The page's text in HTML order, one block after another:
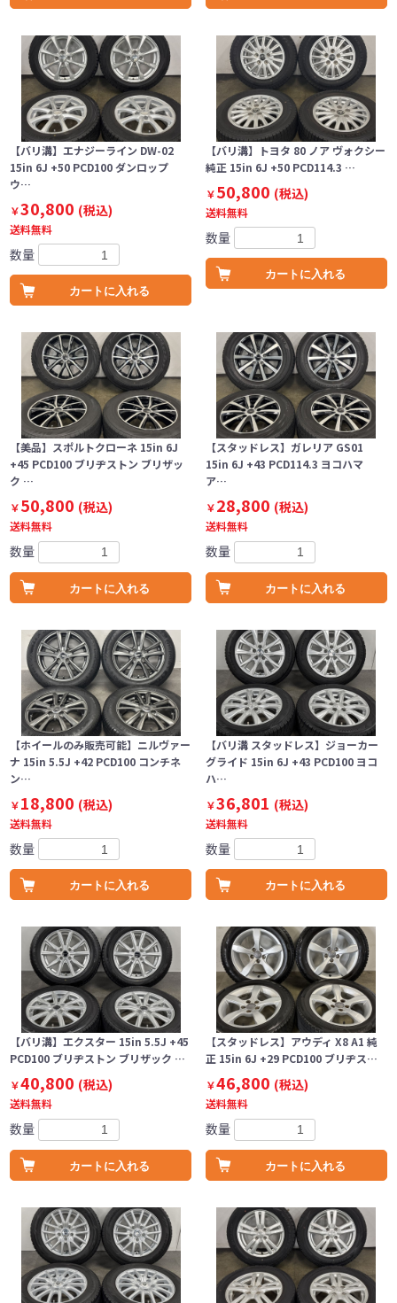
【バリ溝】エナジーライン DW-02
15in 6J +50 PCD100 ダンロップ
ウ…
￥30,800 (税込)
送料無料
数量
カートに入れる
【バリ溝】トヨタ 80 ノア ヴォクシー
純正 15in 6J +50 PCD114.3 …
￥50,800 (税込)
送料無料
数量
カートに入れる
【美品】スポルトクローネ 15in 6J
+45 PCD100 ブリヂストン ブリザッ
ク …
￥50,800 (税込)
送料無料
数量
カートに入れる
【スタッドレス】ガレリア GS01
15in 6J +43 PCD114.3 ヨコハマ
ア…
￥28,800 (税込)
送料無料
数量
カートに入れる
【ホイールのみ販売可能】ニルヴァー
ナ 15in 5.5J +42 PCD100 コンチネ
ン…
￥18,800 (税込)
送料無料
数量
カートに入れる
【バリ溝 スタッドレス】ジョーカー
グライド 15in 6J +43 PCD100 ヨコ
ハ…
￥36,801 (税込)
送料無料
数量
カートに入れる
【バリ溝】エクスター 15in 5.5J +45
PCD100 ブリヂストン ブリザック …
￥40,800 (税込)
送料無料
数量
カートに入れる
【スタッドレス】アウディ X8 A1 純
正 15in 6J +29 PCD100 ブリヂス…
￥46,800 (税込)
送料無料
数量
カートに入れる